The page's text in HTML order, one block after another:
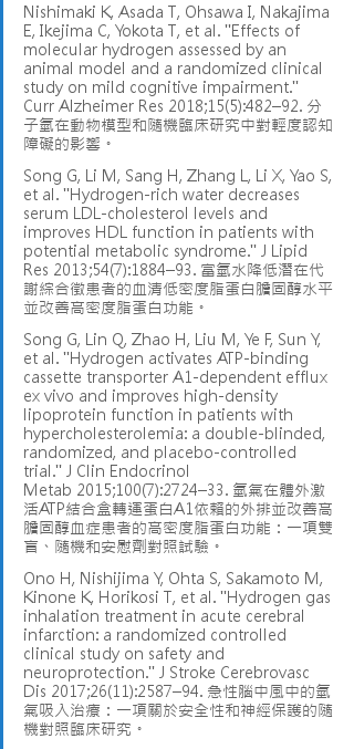
Nishimaki K, Asada T, Ohsawa I, Nakajima
E, Ikejima C, Yokota T, et al. "Effects of
molecular hydrogen assessed by an
animal model and a randomized clinical
study on mild cognitive impairment."
Curr Alzheimer Res 2018;15(5):482–92. 分
子氫在動物模型和隨機臨床研究中對輕度認知
障礙的影響。
Song G, Li M, Sang H, Zhang L, Li X, Yao S,
et al. "Hydrogen-rich water decreases
serum LDL-cholesterol levels and
improves HDL function in patients with
potential metabolic syndrome." J Lipid
Res 2013;54(7):1884–93. 富氫水降低潛在代
謝綜合徵患者的血清低密度脂蛋白膽固醇水平
並改善高密度脂蛋白功能。
Song G, Lin Q, Zhao H, Liu M, Ye F, Sun Y,
et al. "Hydrogen activates ATP-binding
cassette transporter A1-dependent efflux
ex vivo and improves high-density
lipoprotein function in patients with
hypercholesterolemia: a double-blinded,
randomized, and placebo-controlled
trial." J Clin Endocrinol
Metab 2015;100(7):2724–33. 氫氣在體外激
活ATP結合盒轉運蛋白A1依賴的外排並改善高
膽固醇血症患者的高密度脂蛋白功能：一項雙
盲、隨機和安慰劑對照試驗。
Ono H, Nishijima Y, Ohta S, Sakamoto M,
Kinone K, Horikosi T, et al. "Hydrogen gas
inhalation treatment in acute cerebral
infarction: a randomized controlled
clinical study on safety and
neuroprotection." J Stroke Cerebrovasc
Dis 2017;26(11):2587–94. 急性腦中風中的氫
氣吸入治療：一項關於安全性和神經保護的隨
機對照臨床研究。